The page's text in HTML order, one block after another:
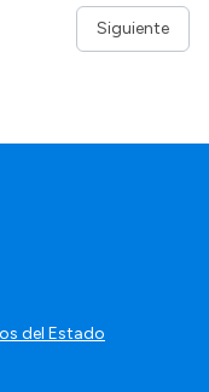
Siguiente
del Estado